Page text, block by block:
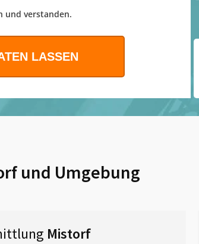
und verstanden.
und Umgebung
Mistorf